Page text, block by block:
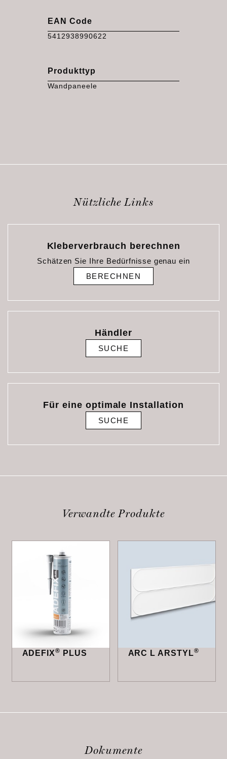
EAN Code
5412938990622
Produkttyp
Wandpaneele
Nützliche Links
Kleberverbrauch berechnen
Schätzen Sie Ihre Bedürfnisse genau ein
BERECHNEN
Händler
SUCHE
Für eine optimale Installation
SUCHE
Verwandte Produkte
ADEFIX® PLUS ARC L ARSTYL®
Dokumente